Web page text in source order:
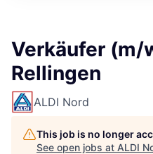
Verkäufer (m/
Rellingen
ALDI Nord
This job is no longer
See open jobs at ALDI